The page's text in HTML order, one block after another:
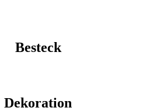
Besteck
Dekoration